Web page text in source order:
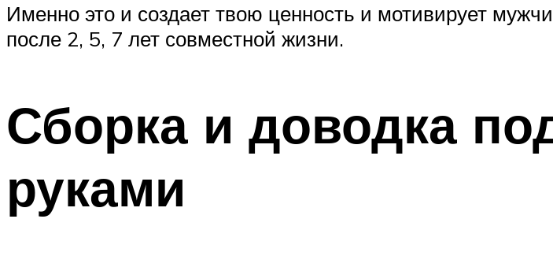
Именно это и создает твою ценность и мотивирует
после 2, 5, 7 лет совместной жизни.
Сборка и доводка
руками